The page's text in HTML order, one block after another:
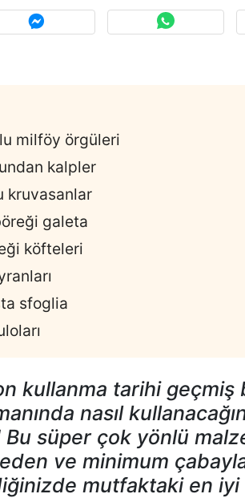
milföy örgüleri
kalpler
kruvasanlar
galeta
köfteleri
sfoglia
kullanma tarihi
nasıl
Bu süper çok yönlü
ve minimum
mutfaktaki en